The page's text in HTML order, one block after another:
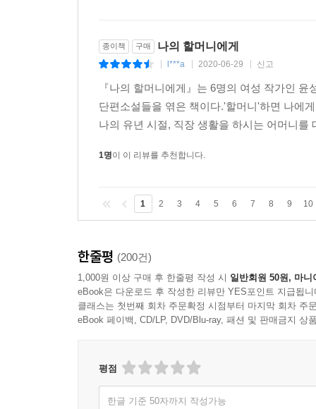
종이책 구매 나의 할머니에게
l***a 2020-06-29 신고
『나의 할머니에게』는 6명의 여성 작가인
단편소설들을 엮은 책이다.'할머니'하면 나에
나의 유년 시절, 직장 생활을 하시는 어머니
1명이 이 리뷰를 추천합니다.
1 2 3 4 5 6 7 8 9 10
한줄평 (200건)
1,000원 이상 구매 후 한줄평 작성 시 일반회원 50원, 마니
eBook은 다운로드 후 작성한 리뷰만 YES포인트 지급됩니
클래스는 첫번째 회차 주문확정 시점부터 마지막 회차 주
eBook 페이백, CD/LP, DVD/Blu-ray, 패션 및 판매금지 상
평점
한글 기준 50자까지 작성가능